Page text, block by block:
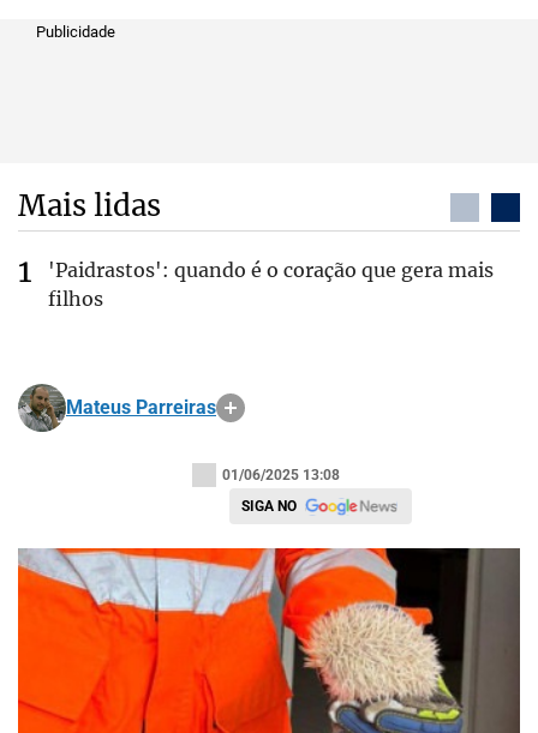
Publicidade
Mais lidas
'Paidrastos': quando é o coração que gera mais
filhos
Mateus Parreiras
01/06/2025 13:08
SIGA NO